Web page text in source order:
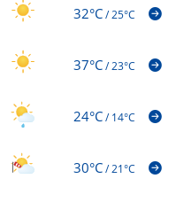
32°C/25°C
37°C/23°C
24°C/14°C
30°C/21°C